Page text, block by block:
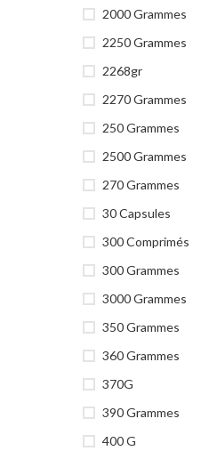
2000 Grammes
2250 Grammes
2268gr
2270 Grammes
250 Grammes
2500 Grammes
270 Grammes
30 Capsules
300 Comprimés
300 Grammes
3000 Grammes
350 Grammes
360 Grammes
370G
390 Grammes
400 G